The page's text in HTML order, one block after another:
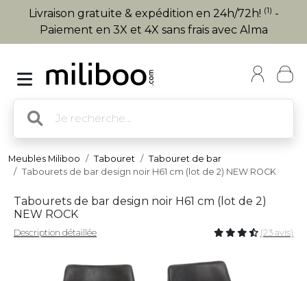
Livraison gratuite & expédition en 24h/72h! (1) -
Paiement en 3X et 4X sans frais avec Alma
Meubles Miliboo Tabouret
Tabouret de bar
Tabourets de bar design noir H61 cm (lot de 2) NEW ROCK
Tabourets de bar design noir H61 cm (lot de 2)
NEW ROCK
Description détaillée (23 avis)